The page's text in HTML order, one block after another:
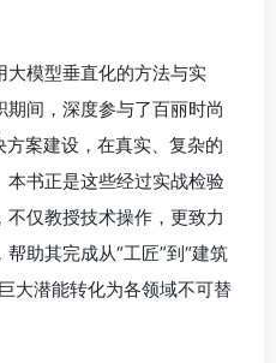
大模型垂直化的方法与实
间，深度参与了百丽时尚
案建设，在真实、复杂的
书正是这些经过实战检验
仅教授技术操作，更致力
助其完成从“工匠”到“建筑
大潜能转化为各领域不可替